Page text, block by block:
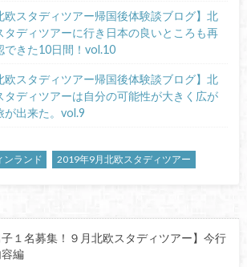
欧スタディツアー帰国後体験談ブログ】北
タディツアーに行き日本の良いところも再
できた10日間！vol.10
欧スタディツアー帰国後体験談ブログ】北
タディツアーは自分の可能性が大きく広が
が出来た。vol.9
ンランド 2019年9月北欧スタディツアー
子１名募集！９月北欧スタディツアー】今行
編